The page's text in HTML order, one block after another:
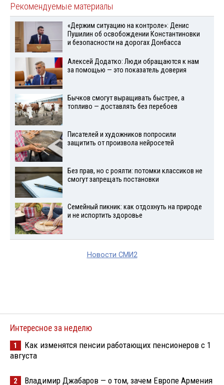
Рекомендуемые материалы
«Держим ситуацию на контроле»: Денис
Пушилин об освобождении Константиновки
и безопасности на дорогах Донбасса
Алексей Додатко: Люди обращаются к нам
за помощью — это показатель доверия
Бычков смогут выращивать быстрее, а
топливо — доставлять без перебоев
Писателей и художников попросили
защитить от произвола нейросетей
Без прав, но с роялти: потомки классиков не
смогут запрещать постановки
Семейный пикник: как отдохнуть на природе
и не испортить здоровье
Новости СМИ2
Интересное за неделю
1
Как изменятся пенсии работающих пенсионеров с 1
августа
2 Владимир Джабаров — о том, зачем Европе Армения